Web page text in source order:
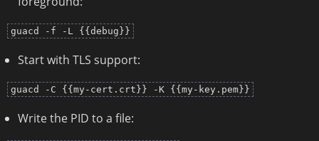
guacd -f -L {{debug}}
Start with TLS support:
guacd -C {{my-cert.crt}} -K {{my-key.pem}}
Write the PID to a file: